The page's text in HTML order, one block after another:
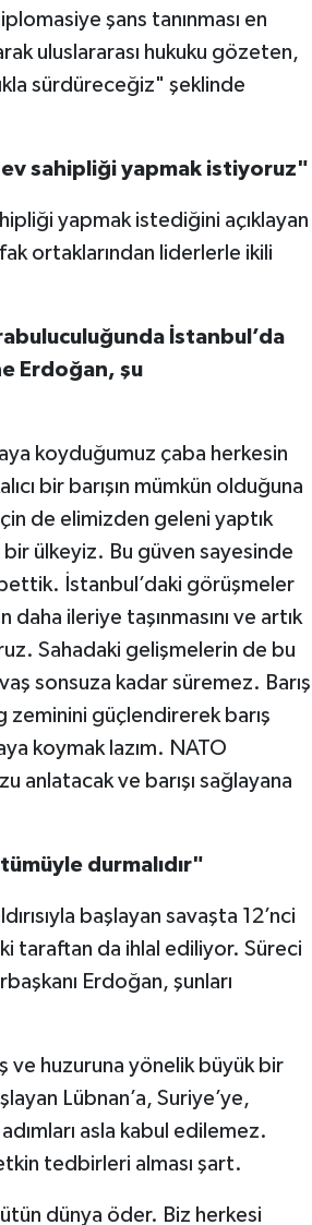
şans tanınması en
uluslararası hukuku gözeten,
sürdüreceğiz" şeklinde
ev sahipliği yapmak istiyoruz"
yapmak istediğini açıklayan
ortaklarından liderlerle ikili
İstanbul’da
Erdoğan, şu
koyduğumuz çaba herkesin
bir barışın mümkün olduğuna
de elimizden geleni yaptık
ülkeyiz. Bu güven sayesinde
İstanbul’daki görüşmeler
ileriye taşınmasını ve artık
Sahadaki gelişmelerin de bu
sonsuza kadar süremez. Barış
zeminini güçlendirerek barış
koymak lazım. NATO
anlatacak ve barışı sağlayana
durmalıdır"
başlayan savaşta 12’nci
taraftan da ihlal ediliyor. Süreci
Erdoğan, şunları
ve huzuruna yönelik büyük bir
Lübnan’a, Suriye’ye,
asla kabul edilemez.
tedbirleri alması şart.
dünya öder. Biz herkesi